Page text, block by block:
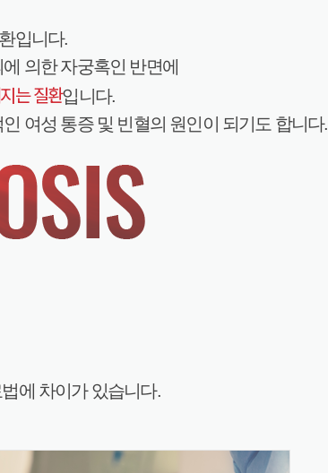
입니다.
의한 자궁혹인 반면에
는 질환입니다.
여성 통증 및 빈혈의 원인이 되기도 합니다.
에 차이가 있습니다.